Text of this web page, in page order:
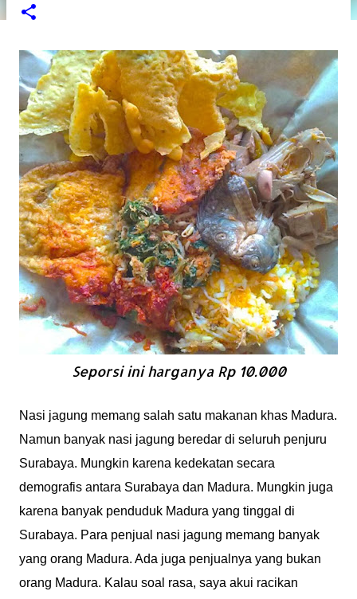
Seporsi ini harganya Rp 10.000
Nasi jagung memang salah satu makanan khas Madura.
Namun banyak nasi jagung beredar di seluruh penjuru
Surabaya. Mungkin karena kedekatan secara
demografis antara Surabaya dan Madura. Mungkin juga
karena banyak penduduk Madura yang tinggal di
Surabaya. Para penjual nasi jagung memang banyak
yang orang Madura. Ada juga penjualnya yang bukan
orang Madura. Kalau soal rasa, saya akui racikan